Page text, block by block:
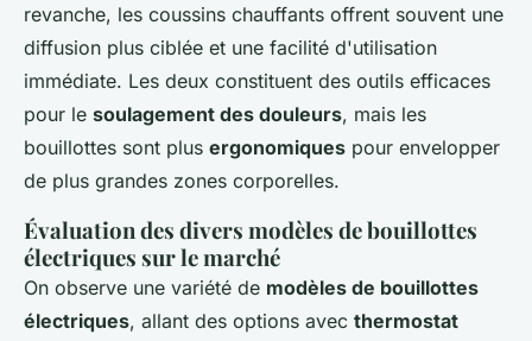
revanche, les coussins chauffants offrent souvent une
diffusion plus ciblée et une facilité d'utilisation
immédiate. Les deux constituent des outils efficaces
pour le soulagement des douleurs, mais les
bouillottes sont plus ergonomiques pour envelopper
de plus grandes zones corporelles.
Évaluation des divers modèles de bouillottes
électriques sur le marché
On observe une variété de modèles de bouillottes
électriques, allant des options avec thermostat